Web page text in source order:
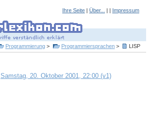
Ihre Seite | Über... | | Impressum
Programmierung > Programmiersprachen > LISP
Samstag, 20. Oktober 2001, 22:00 (v1)